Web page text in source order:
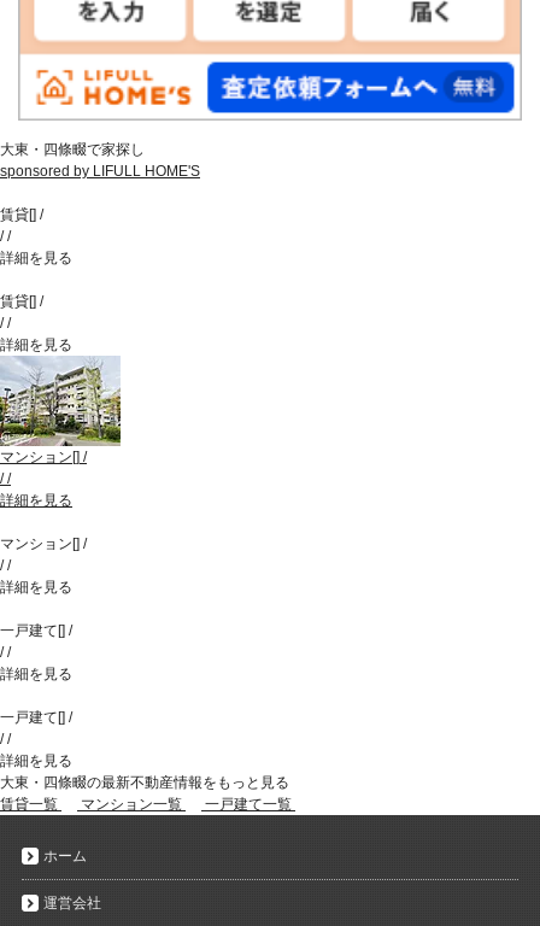
大東・四條畷で家探し
sponsored by LIFULL HOME'S
賃貸[] /
//
詳細を見る
賃貸[] /
//
詳細を見る
マンション [] /
//
詳細を見る
マンション [] /
//
詳細を見る
一戸建て [] /
//
詳細を見る
一戸建て [] /
//
詳細を見る
大東・四條畷の最新不動産情報をもっと見る
賃貸一覧
マンション一覧 一戸建て一覧
ホーム
運営会社